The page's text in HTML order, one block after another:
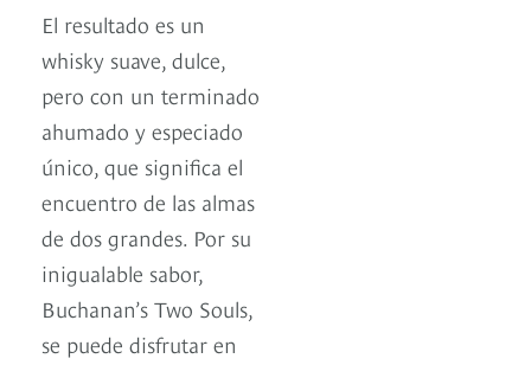
El resultado es un
whisky suave, dulce,
pero con un terminado
ahumado y especiado
único, que significa el
encuentro de las almas
de dos grandes. Por su
inigualable sabor,
Buchanan’s Two Souls,
se puede disfrutar en